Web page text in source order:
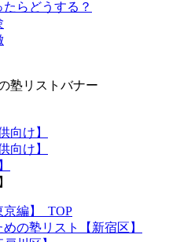
らどうする？
編】_TOP
の塾リスト【新宿区】